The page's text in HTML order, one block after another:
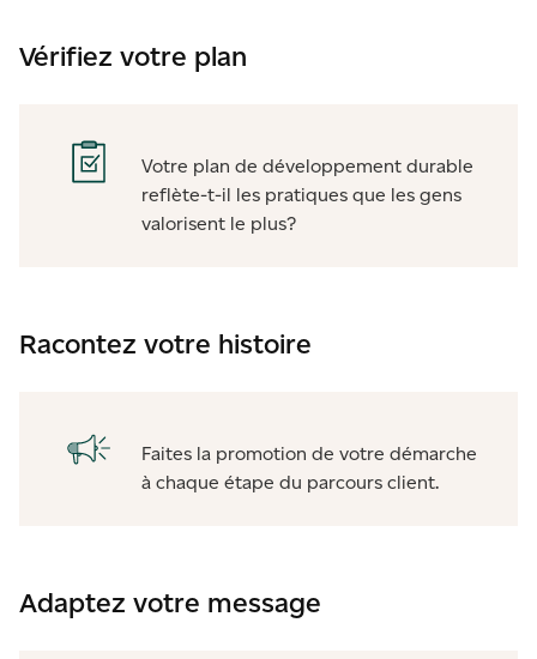
Vérifiez votre plan
Votre plan de développement durable
reflète-t-il les pratiques que les gens
valorisent le plus?
Racontez votre histoire
Faites la promotion de votre démarche
à chaque étape du parcours client.
Adaptez votre message